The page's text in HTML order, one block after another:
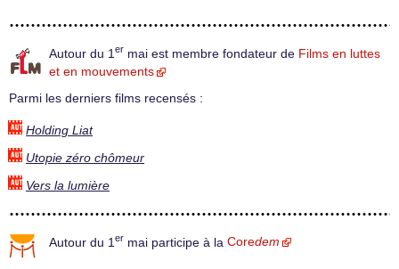
Autour du 1 er mai est membre fondateur de Films en luttes
et en mouvements
Parmi les derniers films recensés :
Holding Liat
Utopie zéro chômeur
Vers la lumière
Autour du 1 er mai participe à la Coredem